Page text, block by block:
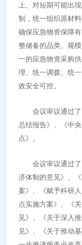
上。对短期可能出
制，统一组织原材
确保应急物资保障
整储备的品类、规
一的应急物资采购
理、统一调拨、统
效安全可控。
会议审议通过
总结报告》、《中
点》。
会议审议通过
济体制的意见》、
案》、《赋予科研
点实施方案》、《
见》、《关于深入
见》、《关于推动